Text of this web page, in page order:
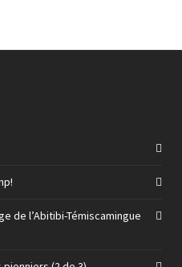
de l’Abitibi-Témiscamingue